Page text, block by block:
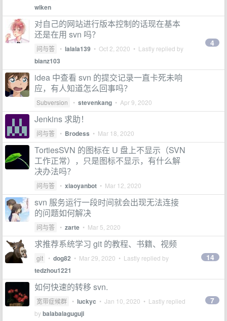
wiken
对自己的网站进行版本控制的话现在基本
还是在用 svn 吗？
问与答 • lalala139 • Oct 2, 2020 • Lastly replied by
bianz103
4
idea 中查看 svn 的提交记录一直卡死未响
应，有人知道怎么回事吗？
Subversion • stevenkang • Apr 9, 2020
Jenkins 求助！
问与答 • Brodess • Mar 18, 2020
TortiesSVN 的图标在 U 盘上不显示（SVN
工作正常），只是图标不显示，有什么解
决办法吗？
问与答 • xiaoyanbot • Mar 12, 2020
svn 服务运行一段时间就会出现无法连接
的问题如何解决
问与答 • zarte • Mar 5, 2020
求推荐系统学习 git 的教程、书籍、视频
git • dog82 • Mar 29, 2020 • Lastly replied by
tedzhou1221
14
如何快速的转移 svn.
宽带症候群 • luckyc • Jan 10, 2020 • Lastly replied
bybalabalaguguji
7